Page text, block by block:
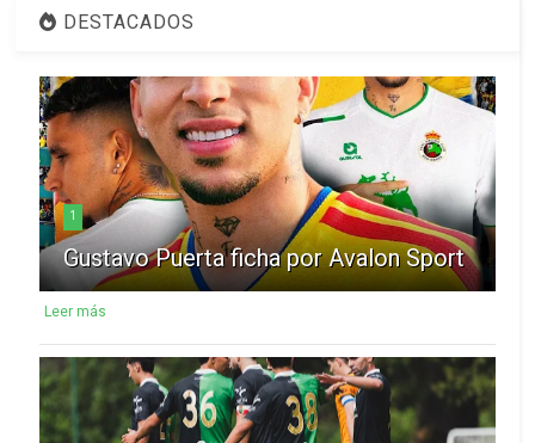
DESTACADOS
1
Gustavo Puerta ficha por Avalon Sport
Leer más